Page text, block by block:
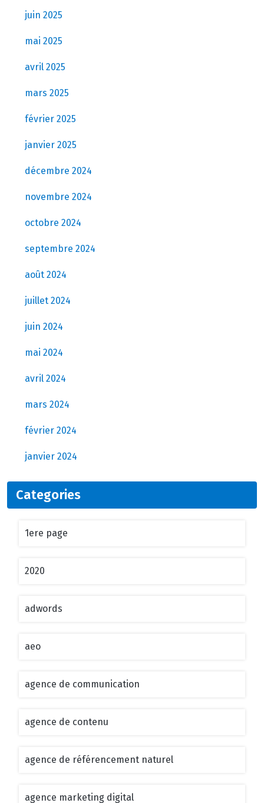
juin 2025
mai 2025
avril 2025
mars 2025
février 2025
janvier 2025
décembre 2024
novembre 2024
octobre 2024
septembre 2024
août 2024
juillet 2024
juin 2024
mai 2024
avril 2024
mars 2024
février 2024
janvier 2024
Categories
1ere page
2020
adwords
aeo
agence de communication
agence de contenu
agence de référencement naturel
agence marketing digital